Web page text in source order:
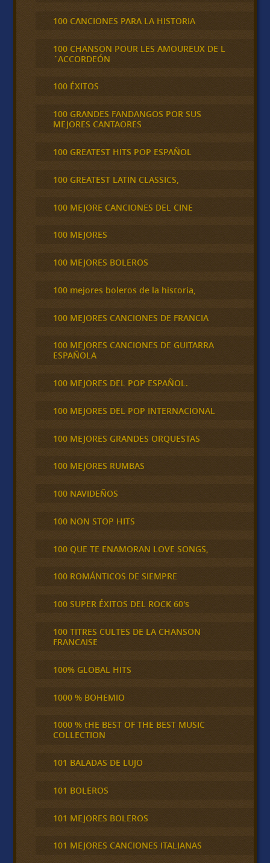
100 CANCIONES PARA LA HISTORIA
100 CHANSON POUR LES AMOUREUX DE L
´ACCORDEÓN
100 ÉXITOS
100 GRANDES FANDANGOS POR SUS
MEJORES CANTAORES
100 GREATEST HITS POP ESPAÑOL
100 GREATEST LATIN CLASSICS,
100 MEJORE CANCIONES DEL CINE
100 MEJORES
100 MEJORES BOLEROS
100 mejores boleros de la historia,
100 MEJORES CANCIONES DE FRANCIA
100 MEJORES CANCIONES DE GUITARRA
ESPAÑOLA
100 MEJORES DEL POP ESPAÑOL.
100 MEJORES DEL POP INTERNACIONAL
100 MEJORES GRANDES ORQUESTAS
100 MEJORES RUMBAS
100 NAVIDEÑOS
100 NON STOP HITS
100 QUE TE ENAMORAN LOVE SONGS,
100 ROMÁNTICOS DE SIEMPRE
100 SUPER ÉXITOS DEL ROCK 60's
100 TITRES CULTES DE LA CHANSON
FRANCAISE
100% GLOBAL HITS
1000 % BOHEMIO
1000 % tHE BEST OF THE BEST MUSIC
COLLECTION
101 BALADAS DE LUJO
101 BOLEROS
101 MEJORES BOLEROS
101 MEJORES CANCIONES ITALIANAS